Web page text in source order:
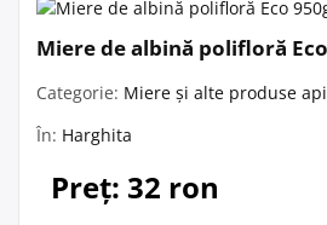
Miere de albină polifloră
Categorie: Miere și alte produse
În: Harghita
Preț: 32 ron